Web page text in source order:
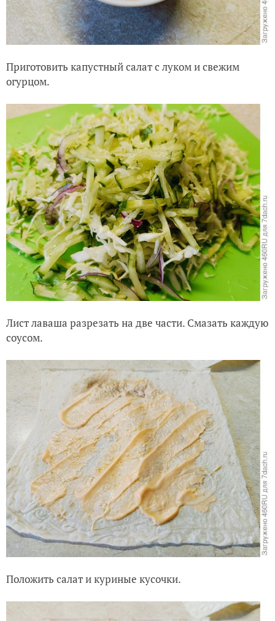
Приготовить капустный салат с луком и свежим
огурцом.
Лист лаваша разрезать на две части. Смазать каждую
соусом.
Положить салат и куриные кусочки.